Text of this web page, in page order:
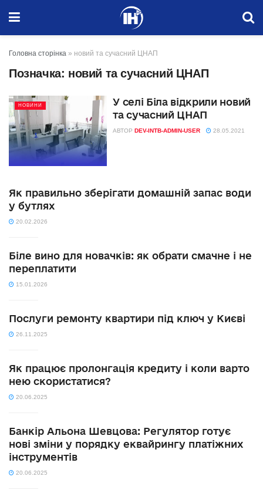
Головна сторінка » новий та сучасний ЦНАП
Позначка: новий та сучасний ЦНАП
НОВИНИ
У селі Біла відкрили новий
та сучасний ЦНАП
АВТОР DEV-INTB-ADMIN-USER 28.05.2021
Як правильно зберігати домашній запас води
у бутлях
20.02.2026
Біле вино для новачків: як обрати смачне і не
переплатити
15.01.2026
Послуги ремонту квартири під ключ у Києві
26.11.2025
Як працює пролонгація кредиту і коли варто
нею скористатися?
20.06.2025
Банкір Альона Шевцова: Регулятор готує
нові зміни у порядку еквайрингу платіжних
інструментів
20.06.2025